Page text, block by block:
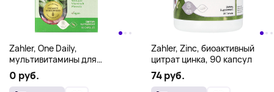
Zahler, One Daily,
мультивитамины для
ежедневного приема, 60
капсул
0 руб.
Zahler, Zinc, биоактивный
цитрат цинка, 90 капсул
74 руб.